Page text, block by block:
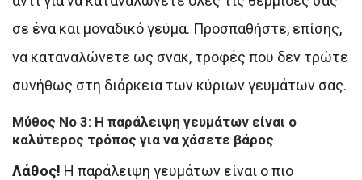
σε ένα και μοναδικό γεύμα. Προσπαθήστε, επίσης,
να καταναλώνετε ως σνακ, τροφές που δεν τρώτε
συνήθως στη διάρκεια των κύριων γευμάτων σας.
Μύθος Νο 3: Η παράλειψη γευμάτων είναι ο
καλύτερος τρόπος για να χάσετε βάρος
Λάθος! Η παράλειψη γευμάτων είναι ο πιο